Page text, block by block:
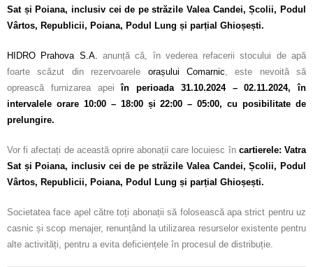
Sat și Poiana, inclusiv cei de pe străzile Valea Candei, Școlii, Podul
Vârtos, Republicii, Poiana, Podul Lung și parțial Ghioșești.
HIDRO Prahova S.A. anunță că, în vederea refacerii stocului de apă
foarte scăzut din rezervoarele orașului Comarnic, este nevoită să
oprească furnizarea apeiîn perioada 31.10.2024 – 02.11.2024, în
intervalele orare 10:00 – 18:00 și 22:00 – 05:00, cu posibilitate de
prelungire.
Vor fi afectați de această oprire abonații care locuiesc în cartierele: Vatra
Sat și Poiana, inclusiv cei de pe străzile Valea Candei, Școlii, Podul
Vârtos, Republicii, Poiana, Podul Lung și parțial Ghioșești.
Societatea face apel către toți abonații să folosească apa strict pentru uz
casnic și scop menajer, renunțând la utilizarea resurselor existente pentru
alte activități, pentru a evita deficiențele în procesul de distribuție.